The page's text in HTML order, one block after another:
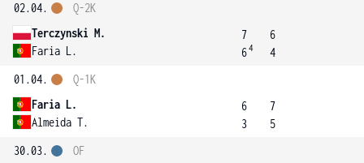
02.04.
Terczynski M.
Faria L.
Q-2K
7
64
6
4
01.04.
Faria L.
Almeida T.
Q-1K
6
3
7
5
30.03.
OF